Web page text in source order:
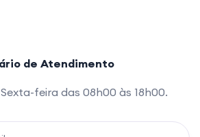
de Atendimento
feira das 08h00 às 18h00.